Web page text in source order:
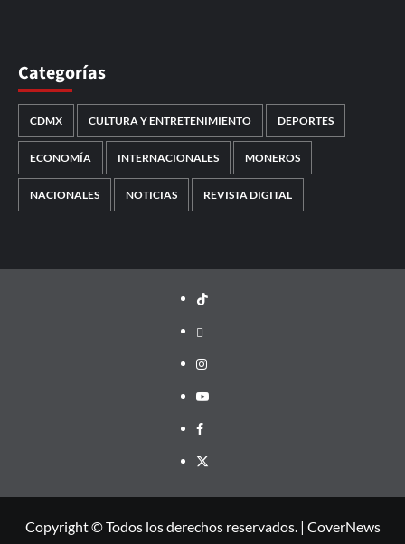
Categorías
CDMX CULTURA Y ENTRETENIMIENTO DEPORTES
ECONOMÍA INTERNACIONALES MONEROS
NACIONALES NOTICIAS REVISTA DIGITAL
TikTok
threads
Instagram
Youtube
Facebook
X
Copyright © Todos los derechos reservados. | CoverNews